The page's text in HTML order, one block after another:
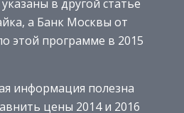
в другой статье
а Банк Москвы от
этой программе в 2015
информация полезна
цены 2014 и 2016